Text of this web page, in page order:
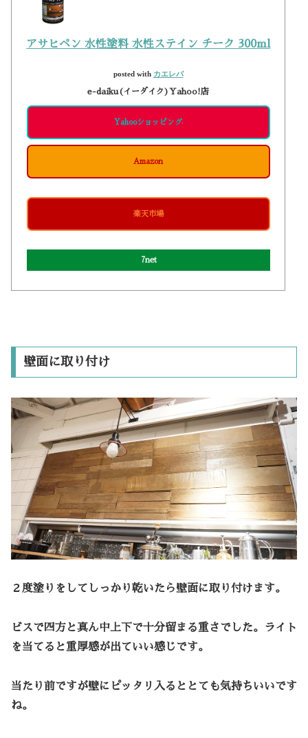
アサヒペン 水性塗料 水性ステイン チーク 300ml
posted with カエレバ
e-daiku(イーダイク)Yahoo!店
Yahooショッピング
Amazon
楽天市場
7net
壁面に取り付け
２度塗りをしてしっかり乾いたら壁面に取り付けます。
ビスで四方と真ん中上下で十分留まる重さでした。ライト
を当てると重厚感が出ていい感じです。
当たり前ですが壁にピッタリ入るととても気持ちいいです
ね。